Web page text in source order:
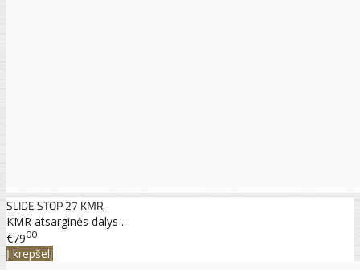
SLIDE STOP 27 KMR
KMR atsarginės dalys ..
€7900
Į krepšelį